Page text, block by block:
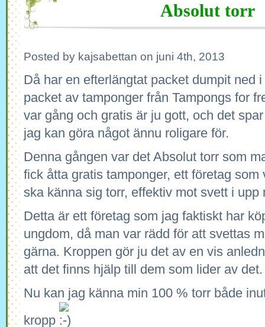
Absolut torr
Posted by kajsabettan on juni 4th, 2013
Då har en efterlängtat packet dumpit ned
packet av tamponger från Tampongs for
var gång och gratis är ju gott, och det
jag kan göra något ännu roligare för.
Denna gången var det Absolut torr som
fick åtta gratis tamponger, ett företag
ska känna sig torr, effektiv mot svett i upp
Detta är ett företag som jag faktiskt har
ungdom, då man var rädd för att svettas
gärna. Kroppen gör ju det av en vis
att det finns hjälp till dem som lider av det.
Nu kan jag känna min 100 % torr både
kropp